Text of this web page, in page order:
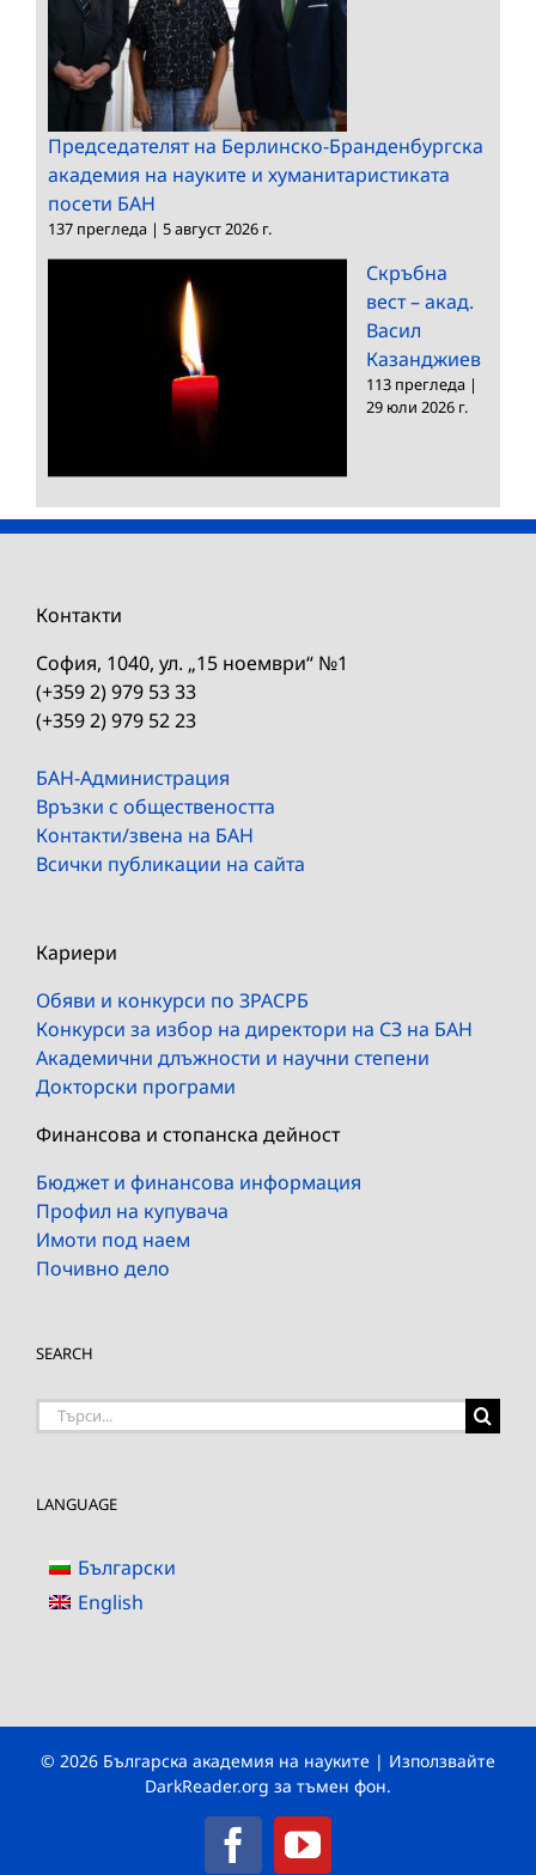
Председателят на Берлинско-Бранденбургска
академия на науките и хуманитаристиката
посети БАН
137 прегледа | 5 август 2026 г.
Скръбна
вест – акад.
Васил
Казанджиев
113 прегледа |
29 юли 2026 г.
Контакти
София, 1040, ул. „15 ноември“ №1
(+359 2) 979 53 33
(+359 2) 979 52 23
БАН-Администрация
Връзки с обществеността
Контакти/звена на БАН
Всички публикации на сайта
Кариери
Обяви и конкурси по ЗРАСРБ
Конкурси за избор на директори на СЗ на БАН
Академични длъжности и научни степени
Докторски програми
Финансова и стопанска дейност
Бюджет и финансова информация
Профил на купувача
Имоти под наем
Почивно дело
SEARCH
Търсене
LANGUAGE
Български
English
© 2026 Българска академия на науките | Използвайте
DarkReader.org за тъмен фон.
FacebookYouTube